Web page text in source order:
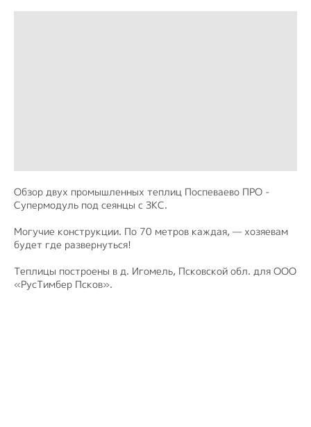
Обзор двух промышленных теплиц Поспеваево ПРО -
Супермодуль под сеянцы с ЗКС.
Могучие конструкции. По 70 метров каждая, — хозяевам
будет где развернуться!
Теплицы построены в д. Игомель, Псковской обл. для ООО
«РусТимбер Псков».